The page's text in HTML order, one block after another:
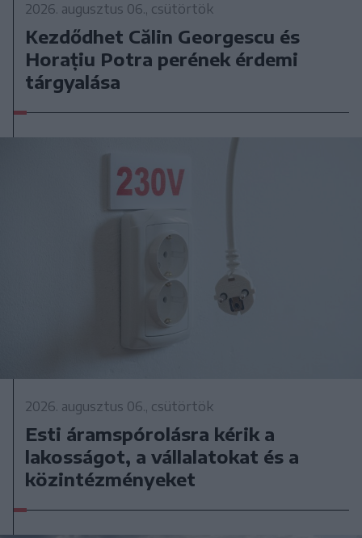
2026. augusztus 06., csütörtök
Kezdődhet Călin Georgescu és
Horațiu Potra perének érdemi
tárgyalása
2026. augusztus 06., csütörtök
Esti áramspórolásra kérik a
lakosságot, a vállalatokat és a
közintézményeket